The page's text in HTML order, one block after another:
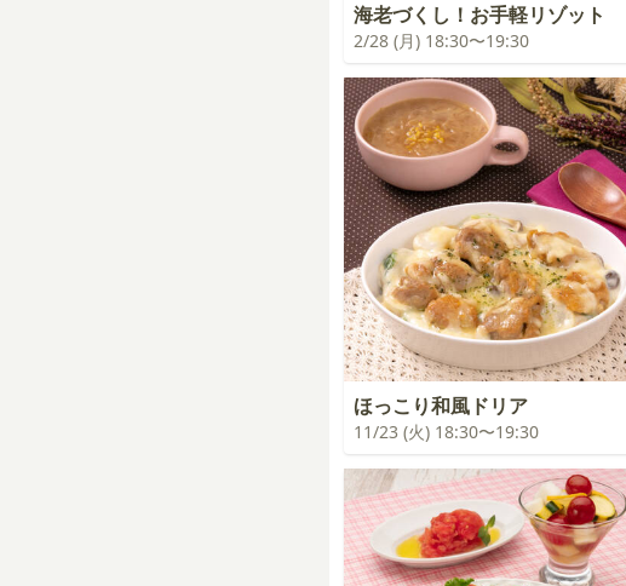
海老づくし！お手軽リゾット
2/28 (月) 18:30〜19:30
ほっこり和風ドリア
11/23 (火) 18:30〜19:30